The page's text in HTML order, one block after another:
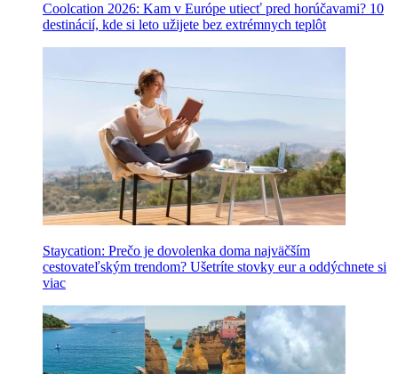
Coolcation 2026: Kam v Európe utiecť pred horúčavami? 10
destinácií, kde si leto užijete bez extrémnych teplôt
Staycation: Prečo je dovolenka doma najväčším
cestovateľským trendom? Ušetríte stovky eur a oddýchnete si
viac